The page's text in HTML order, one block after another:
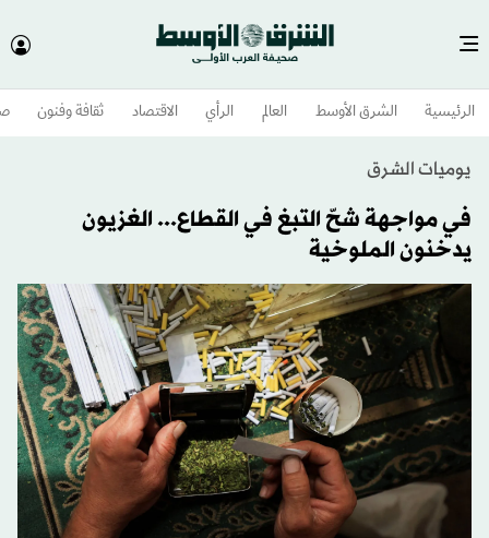
الرئيسية الشرق الأوسط​ العالم الرأي الاقتصاد ثقافة وفنون
يوميات الشرق
في مواجهة شحّ التبغ في القطاع... الغزيون
يدخنون الملوخية